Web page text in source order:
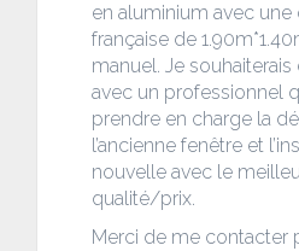
en aluminium avec une
française de
manuel. Je
avec un professionnel
prendre en charge la
l’ancienne fenêtre et
nouvelle avec le
qualité/prix.
Merci de me contacter